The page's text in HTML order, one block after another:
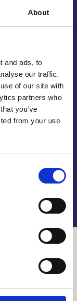
About
and ads, to
our traffic.
of our site with
partners who
you’ve
from your use
het
luxe
en
en
gebruik.
gegraveerde
wordt
zelfklevend